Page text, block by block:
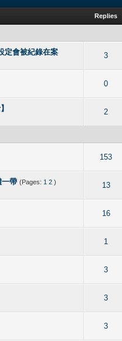
Replies
定會被紀錄在案 3
0
2
153
一帶 (Pages: 1 2 )
13
16
1
3
3
3